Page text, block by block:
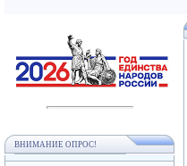
ВНИМАНИЕ ОПРОС!